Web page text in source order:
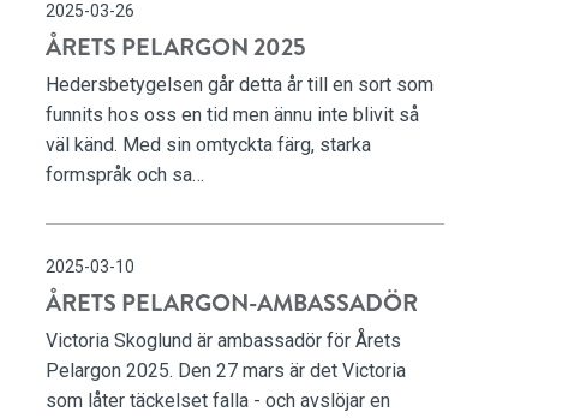
2025-03-26
ÅRETS PELARGON 2025
Hedersbetygelsen går detta år till en sort som
funnits hos oss en tid men ännu inte blivit så
väl känd. Med sin omtyckta färg, starka
formspråk och sa…
2025-03-10
ÅRETS PELARGON-AMBASSADÖR
Victoria Skoglund är ambassadör för Årets
Pelargon 2025. Den 27 mars är det Victoria
som låter täckelset falla - och avslöjar en